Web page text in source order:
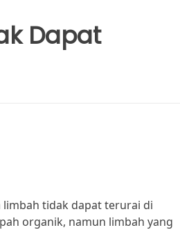
Dapat
tidak dapat terurai di
organik, namun limbah yang